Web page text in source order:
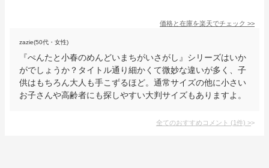
価格と在庫を楽天でチェック >>
zazie(50代・女性)
『ぺんたと小春のめんどいまちがいさがし』シリーズはいか
がでしょうか？タイトル通り細かくて微妙な違いが多く、子
供はもちろん大人も手こずるほど。通常サイズの他に小さい
お子さんや高齢者にも探しやすい大判サイズもありますよ。
全てのおすすめコメント (1件) >